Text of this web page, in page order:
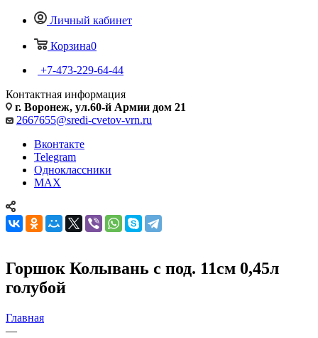
Личный кабинет
Корзина0
+7-473-229-64-44
Контактная информация
г. Воронеж, ул.60-й Армии дом 21
2667655@sredi-cvetov-vrn.ru
Вконтакте
Telegram
Одноклассники
MAX
Горшок Колывань с под. 11см 0,45л
голубой
Главная
—